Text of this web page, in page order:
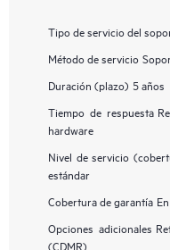
Tipo de servicio del
Método de servicio
Duración (plazo) 5 años
Tiempo de respuesta
hardware
Nivel de servicio
estándar
Cobertura de garantía
Opciones adicionales
(CDMR)